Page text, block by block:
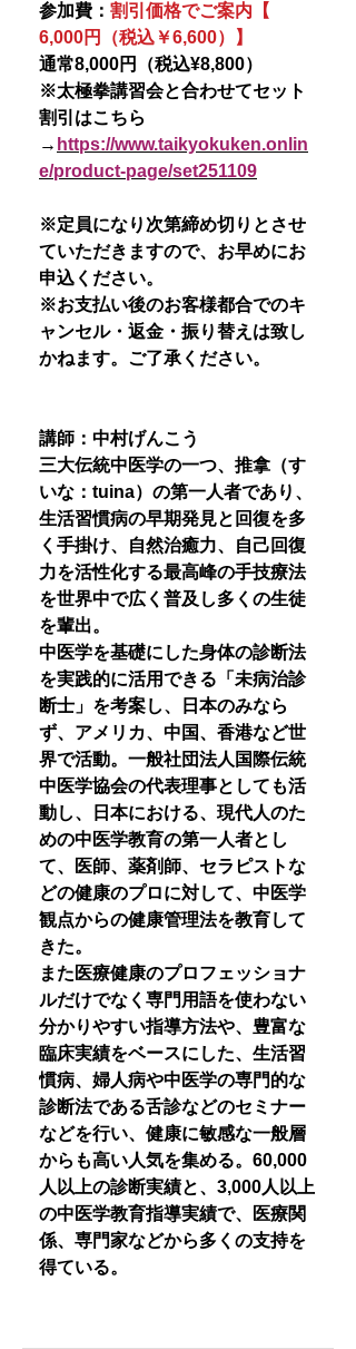
参加費： 割引価格でご案内【
6,000円（税込￥6,600）】
通常8,000円（税込¥8,800）
※太極拳講習会と合わせてセット
割引はこちら
→ https://www.taikyokuken.onlin
e/product-page/set251109
※定員になり次第締め切りとさせ
ていただきますので、お早めにお
申込ください。
※お支払い後のお客様都合でのキ
ャンセル・返金・振り替えは致し
かねます。ご了承ください。
講師：中村げんこう
三大伝統中医学の一つ、推拿（す
いな：tuina）の第一人者であり、
生活習慣病の早期発見と回復を多
く手掛け、自然治癒力、自己回復
力を活性化する最高峰の手技療法
を世界中で広く普及し多くの生徒
を輩出。
中医学を基礎にした身体の診断法
を実践的に活用できる「未病治診
断士」を考案し、日本のみなら
ず、アメリカ、中国、香港など世
界で活動。一般社団法人国際伝統
中医学協会の代表理事としても活
動し、日本における、現代人のた
めの中医学教育の第一人者とし
て、医師、薬剤師、セラピストな
どの健康のプロに対して、中医学
観点からの健康管理法を教育して
きた。
また医療健康のプロフェッショナ
ルだけでなく専門用語を使わない
分かりやすい指導方法や、豊富な
臨床実績をベースにした、生活習
慣病、婦人病や中医学の専門的な
診断法である舌診などのセミナー
などを行い、健康に敏感な一般層
からも高い人気を集める。60,000
人以上の診断実績と、3,000人以上
の中医学教育指導実績で、医療関
係、専門家などから多くの支持を
得ている。